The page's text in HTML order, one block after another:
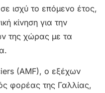
ισχύ το επόμενο έτος,
κίνηση για την
της χώρας με τα
(AMF), ο εξέχων
φορέας της Γαλλίας,